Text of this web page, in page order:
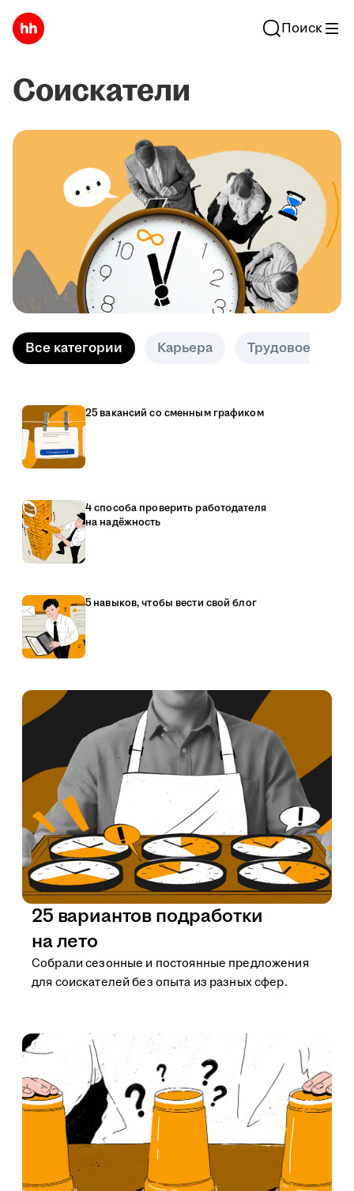
Поиск
Соискатели
Все категории Карьера Трудовое право
25 вакансий со сменным графиком
4 способа проверить работодателя
на надёжность
5 навыков, чтобы вести свой блог
25 вариантов подработки
на лето
Собрали сезонные и постоянные предложения
для соискателей без опыта из разных сфер.